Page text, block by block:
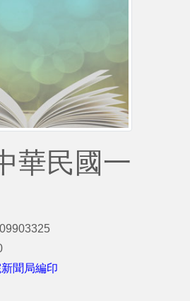
華民國一
聞局編印